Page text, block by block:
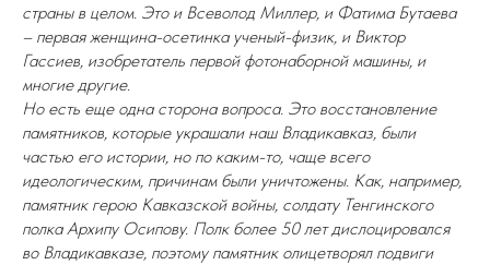
страны в целом. Это и Всеволод Миллер, и Фатима Бутаева
– первая женщина-осетинка ученый-физик, и Виктор
Гассиев, изобретатель первой фотонаборной машины, и
многие другие.
Но есть еще одна сторона вопроса. Это восстановление
памятников, которые украшали наш Владикавказ, были
частью его истории, но по каким-то, чаще всего
идеологическим, причинам были уничтожены. Как, например,
памятник герою Кавказской войны, солдату Тенгинского
полка Архипу Осипову. Полк более 50 лет дислоцировался
во Владикавказе, поэтому памятник олицетворял подвиги